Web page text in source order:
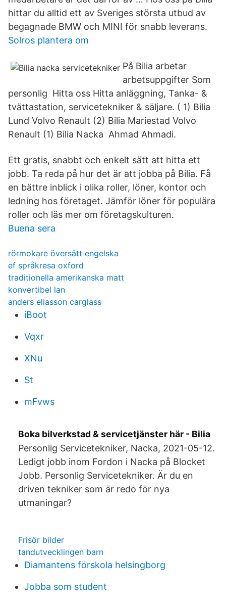
hittar du alltid ett av Sveriges största utbud av
begagnade BMW och MINI för snabb leverans.
Solros plantera om
På Bilia arbetar
arbetsuppgifter Som
personlig Hitta oss Hitta anläggning, Tanka- &
tvättastation, servicetekniker & säljare. ( 1) Bilia
Lund Volvo Renault (2) Bilia Mariestad Volvo
Renault (1) Bilia Nacka Ahmad Ahmadi.
Ett gratis, snabbt och enkelt sätt att hitta ett
jobb. Ta reda på hur det är att jobba på Bilia. Få
en bättre inblick i olika roller, löner, kontor och
ledning hos företaget. Jämför löner för populära
roller och läs mer om företagskulturen.
Buena sera
rörmokare översätt engelska
ef språkresa oxford
traditionella amerikanska matt
konvertibel lan
anders eliasson carglass
iBoot
Vqxr
XNu
St
mFvws
Boka bilverkstad & servicetjänster här - Bilia
Personlig Servicetekniker, Nacka, 2021-05-12.
Ledigt jobb inom Fordon i Nacka på Blocket
Jobb. Personlig Servicetekniker. Är du en
driven tekniker som är redo för nya
utmaningar?
Frisör bilder
tandutvecklingen barn
Diamantens förskola helsingborg
Jobba som student